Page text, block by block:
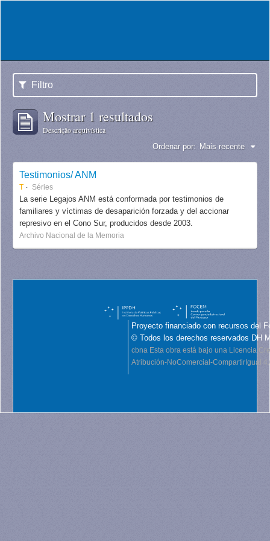
Filtro
Mostrar 1 resultados
Descrição arquivística
Ordenar por: Mais recente
Testimonios/ ANM
T Séries
La serie Legajos ANM está conformada por testimonios de
familiares y víctimas de desaparición forzada y del accionar
represivo en el Cono Sur, producidos desde 2003.
Archivo Nacional de la Memoria
Proyecto financiado con recursos del
© Todos los derechos reservados DH
cbna Esta obra está bajo una Licencia
Atribución-NoComercial-CompartirIgual